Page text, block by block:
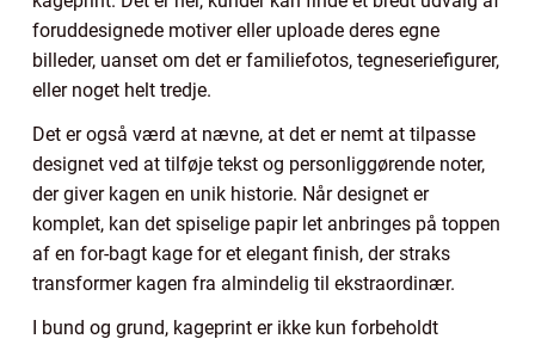
foruddesignede motiver eller uploade deres egne
billeder, uanset om det er familiefotos, tegneseriefigurer,
eller noget helt tredje.
Det er også værd at nævne, at det er nemt at tilpasse
designet ved at tilføje tekst og personliggørende noter,
der giver kagen en unik historie. Når designet er
komplet, kan det spiselige papir let anbringes på toppen
af en for-bagt kage for et elegant finish, der straks
transformer kagen fra almindelig til ekstraordinær.
I bund og grund, kageprint er ikke kun forbeholdt